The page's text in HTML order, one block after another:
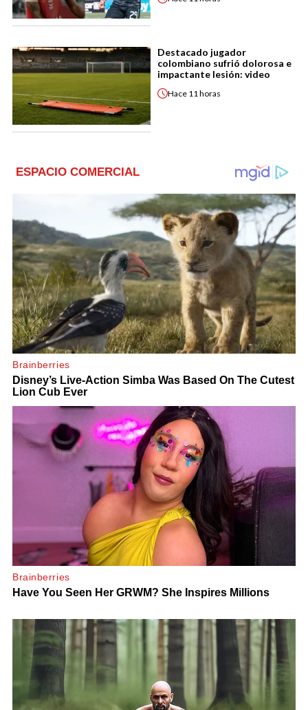
Destacado jugador
colombiano sufrió dolorosa e
impactante lesión: video
Hace 11 horas